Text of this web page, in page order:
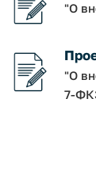
"О
"О
7-